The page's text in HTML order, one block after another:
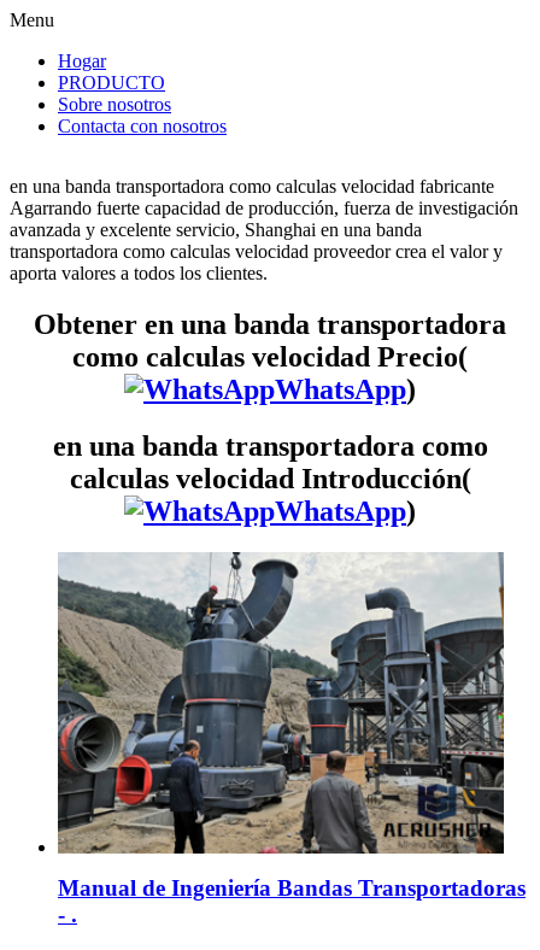
Menu
Hogar
PRODUCTO
Sobre nosotros
Contacta con nosotros
en una banda transportadora como calculas velocidad fabricante
Agarrando fuerte capacidad de producción, fuerza de investigación
avanzada y excelente servicio, Shanghai en una banda
transportadora como calculas velocidad proveedor crea el valor y
aporta valores a todos los clientes.
Obtener en una banda transportadora
como calculas velocidad Precio(
WhatsApp)
en una banda transportadora como
calculas velocidad Introducción(
WhatsApp)
Manual de Ingeniería Bandas Transportadoras
- .